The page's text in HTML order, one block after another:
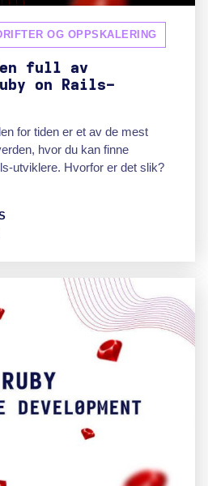
OG OPPSKALERING
full av
on Rails-
for tiden er et av de mest
hvor du kan finne
utviklere. Hvorfor er det slik?